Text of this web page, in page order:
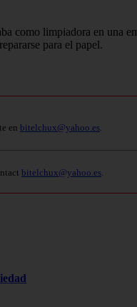
como limpiadora en
para el papel.
en bitelchux@yahoo.es.
bitelchux@yahoo.es.